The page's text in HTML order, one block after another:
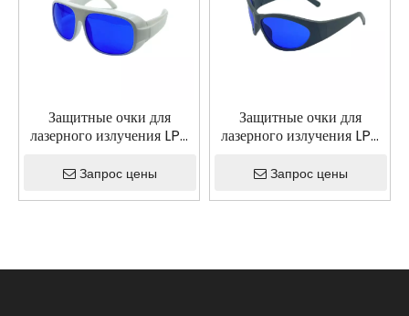
Защитные очки для
лазерного излучения LP-
Запрос цены
Защитные очки для
лазерного излучения LP-
Запрос цены